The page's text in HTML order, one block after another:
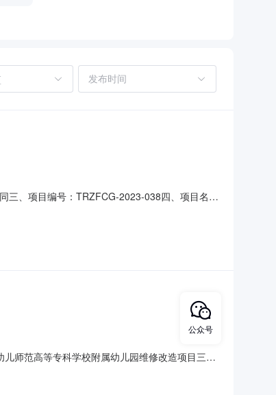
三、项目编号：TRZFCG-2023-038四、项目名
的名称：铜仁幼儿师范高等专科学校附属幼
师范高等专科学校附属幼儿园维修改造项目三、
要标的信息工程类主要标的信息：序号标项名
公众号